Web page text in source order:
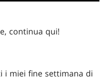
continua qui!
i miei fine settimana di